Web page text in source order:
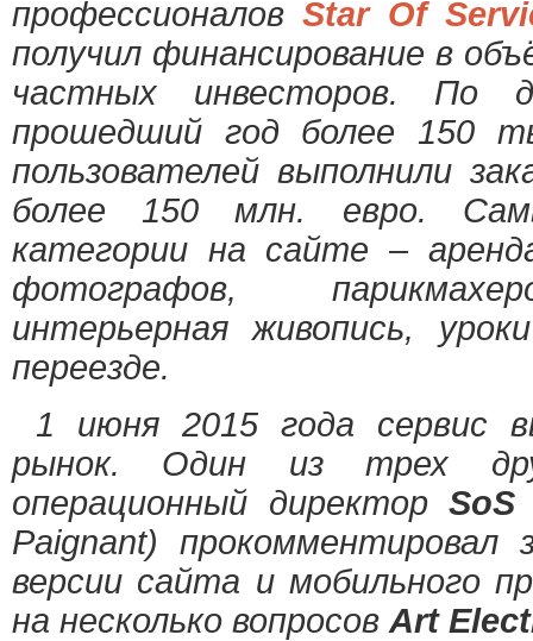
профессионаловStar Of
получил финансирование в
частных инвесторов. По
прошедший год более 150
пользователей выполнили
более 150 млн. евро.
категории на сайте –
фотографов,
интерьерная живопись,
переезде.
1 июня 2015 года сервис
рынок. Один из трех
операционный директорSoS
Paignant) прокомментировал
версии сайта и мобильного
на несколько вопросов Art